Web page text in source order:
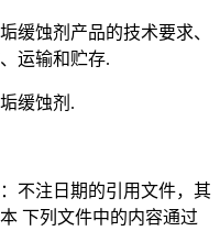
缓蚀剂产品的技术要求、
运输和贮存.
缓蚀剂.
不注日期的引用文件，其
下列文件中的内容通过